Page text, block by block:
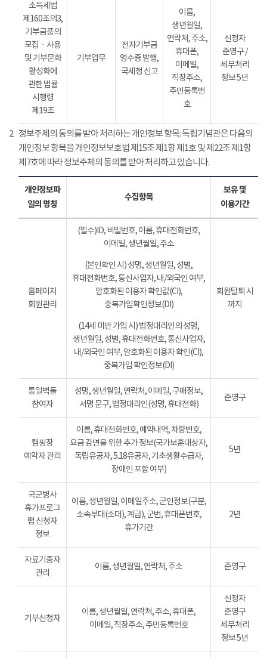
소득세법
제160조의3,
기부금품의
모집ㆍ사용
및 기부문화
활성화에
관한 법률
시행령
제19조
기부업무
전자기부금
영수증 발행,
국세청 신고
이름,
생년월일,
연락처, 주소,
휴대폰,
이메일,
직장주소,
주민등록번
호
신청자
준영구 /
세무처리
정보 5년
2 정보주체의 동의를 받아 처리하는 개인정보 항목: 독립기념관은 다음의
개인정보 항목을 개인정보보호법 제15조 제1항 제1호 및 제22조 제1항
제7호에 따라 정보주체의 동의를 받아 처리하고 있습니다.
개인정보파
일의 명칭
수집항목
보유 및
이용기간
홈페이지
회원관리
(필수)ID, 비밀번호, 이름, 휴대전화번호,
이메일, 생년월일, 주소
(본인확인 시) 성명, 생년월일, 성별,
휴대전화번호, 통신사업자, 내/외국인 여부,
암호화된 이용자 확인값(CI),
중복가입확인정보(DI)
(14세 미만 가입 시) 법정대리인의 성명,
생년월일, 성별, 휴대전화번호, 통신사업자,
내/외국인 여부, 암호화된 이용자 확인(CI),
중복가입 확인정보(DI)
회원탈퇴 시
까지
통일벽돌
참여자
성명, 생년월일, 연락처, 이메일, 구매정보,
서명 문구, 법정대리인(성명, 휴대전화)
준영구
캠핑장
예약자 관리
이름, 휴대전화번호, 예약내역, 차량번호,
요금 감면을 위한 추가 정보(국가보훈대상자,
독립유공자, 5.18유공자, 기초생활수급자,
장애인 포함 여부)
5년
국군병사
휴가프로그
램 신청자
정보
이름, 생년월일, 이메일주소, 군인정보(구분,
소속부대(소대), 계급), 군번, 휴대폰번호,
휴가기간
2년
자료기증자
관리
이름, 생년월일, 연락처, 주소 준영구
기부신청자
이름, 생년월일, 연락처, 주소, 휴대폰,
이메일, 직장주소, 주민등록번호
신청자
준영구
세무처리
정보 5년